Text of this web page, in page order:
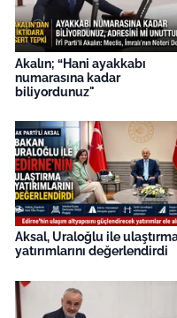
Akalın; “Hani ayakkabı
numarasına kadar
biliyordunuz"
Aksal, Uraloğlu ile
yatırımlarını değerlendirdi